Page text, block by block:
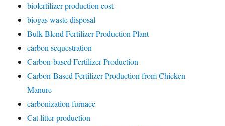
biofertilizer production cost
biogas waste disposal
Bulk Blend Fertilizer Production Plant
carbon sequestration
Carbon-based Fertilizer Production
Carbon-Based Fertilizer Production from Chicken
Manure
carbonization furnace
Cat litter production